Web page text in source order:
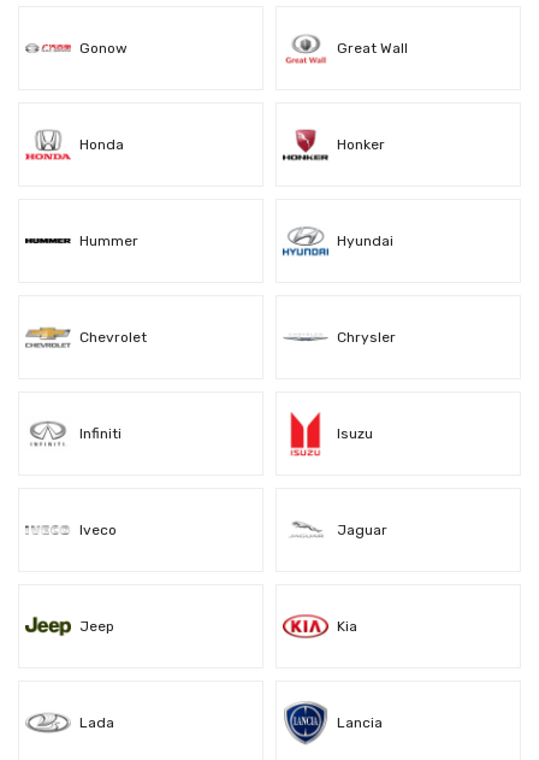
Gonow Great Wall
Honda Honker
Hummer Hyundai
Chevrolet Chrysler
Infiniti Isuzu
Iveco Jaguar
Jeep Kia
Lada Lancia